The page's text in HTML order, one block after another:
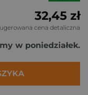
32,45 zł
cena detaliczna
w poniedziałek.